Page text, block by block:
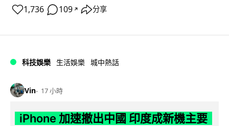
1,736 109 ↗ 分享
科技娛樂 生活娛樂 城中熱話
Vin 17 小時
iPhone 加速撤出中國 印度成新機主要